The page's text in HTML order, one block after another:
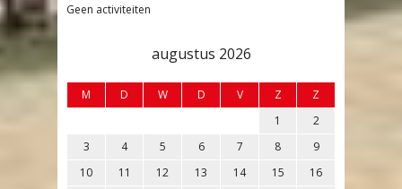
Geen activiteiten
augustus 2026
M D W D V Z
Z
1
2
3
4 5 6 7 8
9
10
11 12 13 14 15
16